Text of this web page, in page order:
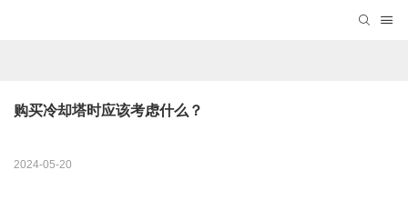
购买冷却塔时应该考虑什么？
2024-05-20